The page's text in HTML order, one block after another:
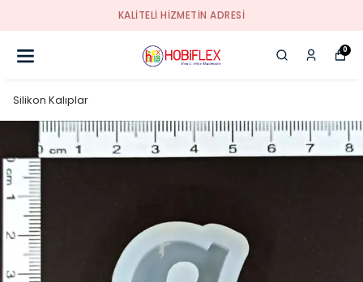
2500 TL VE ÜZERI ÜCRETSIZ
0
Silikon Kalıplar